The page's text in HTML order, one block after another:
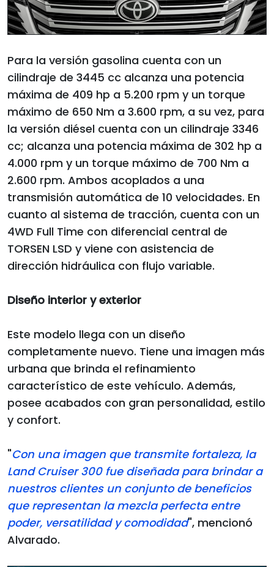
Para la versión gasolina cuenta con un
cilindraje de 3445 cc alcanza una potencia
máxima de 409 hp a 5.200 rpm y un torque
máximo de 650 Nm a 3.600 rpm, a su vez, para
la versión diésel cuenta con un cilindraje 3346
cc; alcanza una potencia máxima de 302 hp a
4.000 rpm y un torque máximo de 700 Nm a
2.600 rpm. Ambos acoplados a una
transmisión automática de 10 velocidades. En
cuanto al sistema de tracción, cuenta con un
4WD Full Time con diferencial central de
TORSEN LSD y viene con asistencia de
dirección hidráulica con flujo variable.
Diseño interior y exterior
Este modelo llega con un diseño
completamente nuevo. Tiene una imagen más
urbana que brinda el refinamiento
característico de este vehículo. Además,
posee acabados con gran personalidad, estilo
y confort.
"Con una imagen que transmite fortaleza, la
Land Cruiser 300 fue diseñada para brindar a
nuestros clientes un conjunto de beneficios
que representan la mezcla perfecta entre
poder, versatilidad y comodidad", mencionó
Alvarado.